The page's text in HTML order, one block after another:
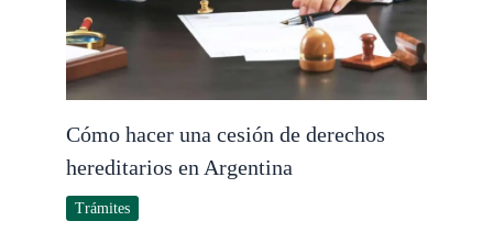
Cómo hacer una cesión de derechos
hereditarios en Argentina
Trámites